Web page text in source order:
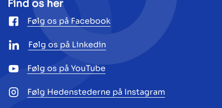
Find os her
Følg os på Facebook
Følg os på Linkedin
Følg os på YouTube
Følg Hedenstederne på Instagram